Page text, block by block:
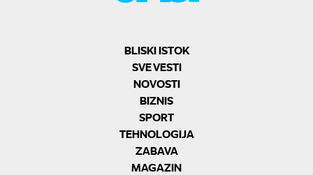
BLISKI ISTOK
SVE VESTI
NOVOSTI
BIZNIS
SPORT
TEHNOLOGIJA
ZABAVA
MAGAZIN